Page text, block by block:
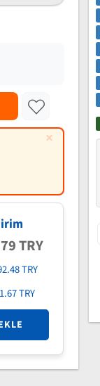
×
TRY
TRY
TRY